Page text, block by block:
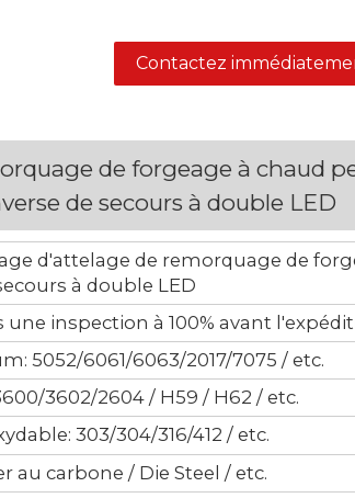
Contactez
de forgeage à chaud
de secours à double LED
d'attelage de remorquage de
à double LED
inspection à 100% avant
5052/6061/6063/2017/7075 / etc.
3602/2604 / H59 / H62 / etc.
303/304/316/412 / etc.
au carbone / Die Steel / etc.